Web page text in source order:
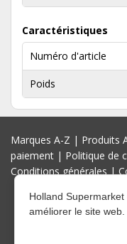
Caractéristiques
Numéro d'article
Poids
Marques A-Z | Produits
paiement | Politique de
Conditions générales|
Holland
améliorer le site web.